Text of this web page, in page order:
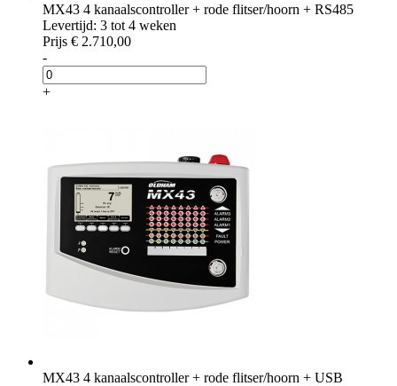
MX43 4 kanaalscontroller + rode flitser/hoorn + RS485
Levertijd: 3 tot 4 weken
Prijs € 2.710,00
-
+
MX43 4 kanaalscontroller + rode flitser/hoorn + USB